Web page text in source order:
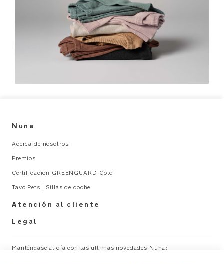
Nuna
Acerca de nosotros
Premios
Certificación GREENGUARD Gold
Tavo Pets | Sillas de coche
Atención al cliente
Legal
Manténgase al día con las ultimas novedades Nuna: